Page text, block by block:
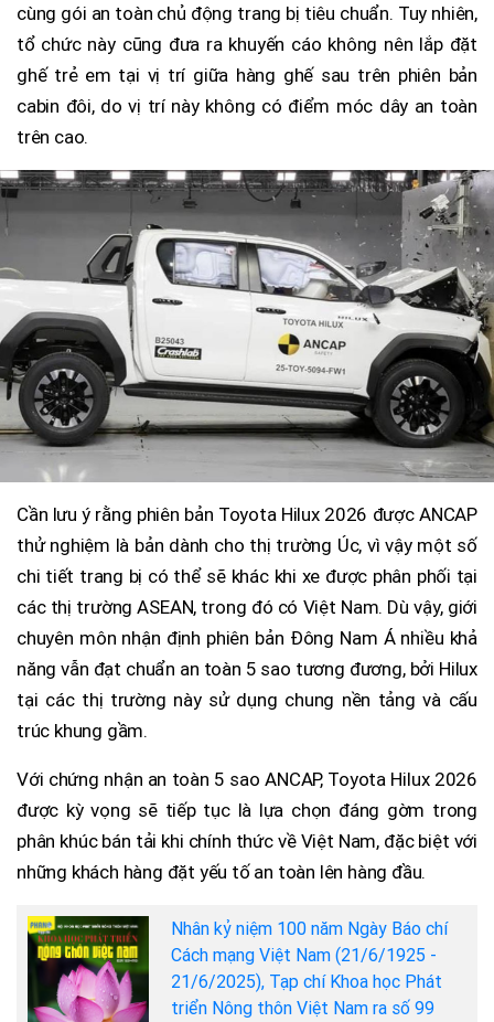
cùng gói an toàn chủ động trang bị tiêu chuẩn. Tuy nhiên,
tổ chức này cũng đưa ra khuyến cáo không nên lắp đặt
ghế trẻ em tại vị trí giữa hàng ghế sau trên phiên bản
cabin đôi, do vị trí này không có điểm móc dây an toàn
trên cao.
Cần lưu ý rằng phiên bản Toyota Hilux 2026 được ANCAP
thử nghiệm là bản dành cho thị trường Úc, vì vậy một số
chi tiết trang bị có thể sẽ khác khi xe được phân phối tại
các thị trường ASEAN, trong đó có Việt Nam. Dù vậy, giới
chuyên môn nhận định phiên bản Đông Nam Á nhiều khả
năng vẫn đạt chuẩn an toàn 5 sao tương đương, bởi Hilux
tại các thị trường này sử dụng chung nền tảng và cấu
trúc khung gầm.
Với chứng nhận an toàn 5 sao ANCAP, Toyota Hilux 2026
được kỳ vọng sẽ tiếp tục là lựa chọn đáng gờm trong
phân khúc bán tải khi chính thức về Việt Nam, đặc biệt với
những khách hàng đặt yếu tố an toàn lên hàng đầu.
Nhân kỷ niệm 100 năm Ngày Báo chí
Cách mạng Việt Nam (21/6/1925 -
21/6/2025), Tạp chí Khoa học Phát
triển Nông thôn Việt Nam ra số 99